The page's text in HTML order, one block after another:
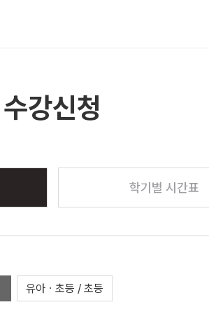
수강신청
학기별 시간표
유아ㆍ초등 / 초등